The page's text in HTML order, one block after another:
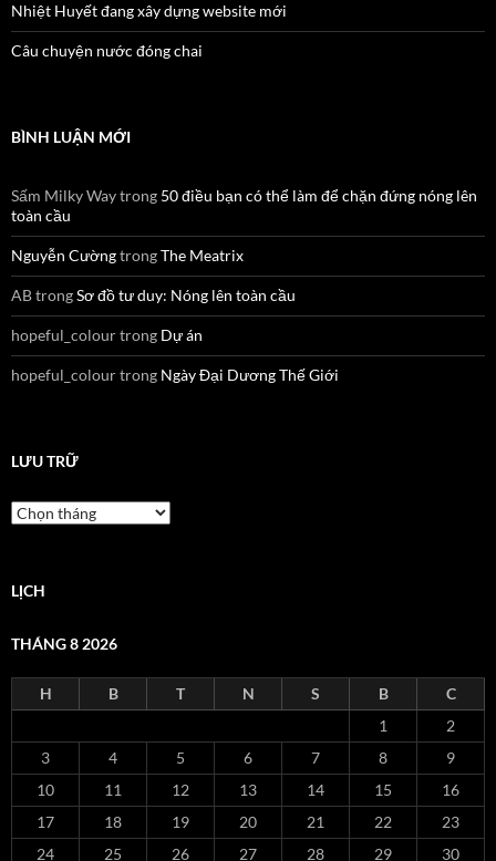
Nhiệt Huyết đang xây dựng website mới
Câu chuyện nước đóng chai
BÌNH LUẬN MỚI
Sấm Milky Waytrong 50 điều bạn có thể làm để chặn đứng nóng lên
toàn cầu
Nguyễn CườngtrongThe Meatrix
ABtrongSơ đồ tư duy: Nóng lên toàn cầu
hopeful_colourtrong Dự án
hopeful_colourtrong Ngày Đại Dương Thế Giới
LƯU TRỮ
Lưu
trữ
LỊCH
THÁNG 8 2026
H B T N S B
C
1
2
3
4 5 6 7 8
9
10
11 12 13 14 15
16
17
18 19 20 21 22
23
24
25 26 27 28 29
30